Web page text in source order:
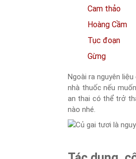
Cam thảo
Hoàng Cầm
Tục đoạn
Gừng
Ngoài ra nguyên liệu
nhà thuốc nếu
an thai có thể trở
nào nhé.